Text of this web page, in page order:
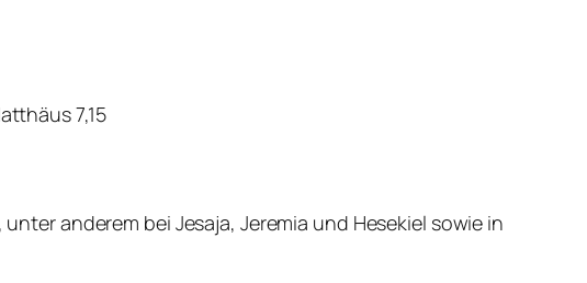
7,15
anderem bei Jesaja, Jeremia und Hesekiel sowie in